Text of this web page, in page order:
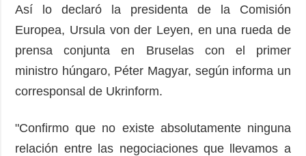
Así lo declaró la presidenta de la Comisión
Europea, Ursula von der Leyen, en una rueda de
prensa conjunta en Bruselas con el primer
ministro húngaro, Péter Magyar, según informa un
corresponsal de Ukrinform.
"Confirmo que no existe absolutamente ninguna
relación entre las negociaciones que llevamos a